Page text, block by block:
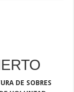
DE SOBRES